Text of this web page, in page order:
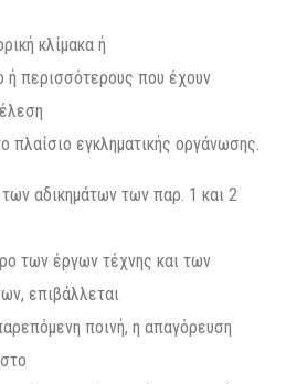
κλίμακα ή
ή περισσότερους που έχουν
πλαίσιο εγκληματικής οργάνωσης.
αδικημάτων των παρ. 1 και 2
των έργων τέχνης και των
επιβάλλεται
ποινή, η απαγόρευση